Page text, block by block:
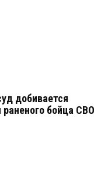
добивается
бойца СВО